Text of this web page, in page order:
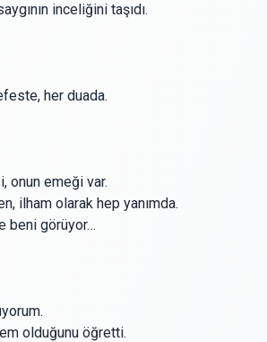
inceliğini taşıdı.
her duada.
onun emeği var.
ilham olarak hep yanımda.
beni görüyor…
olduğunu öğretti.